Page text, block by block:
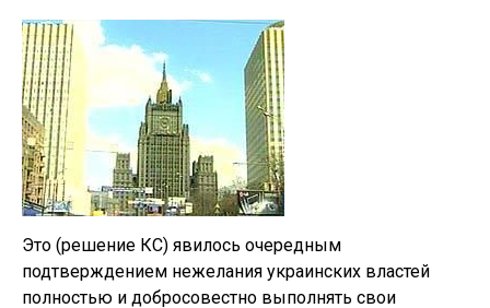
Это (решение КС) явилось очередным
подтверждением нежелания украинских властей
полностью и добросовестно выполнять свои